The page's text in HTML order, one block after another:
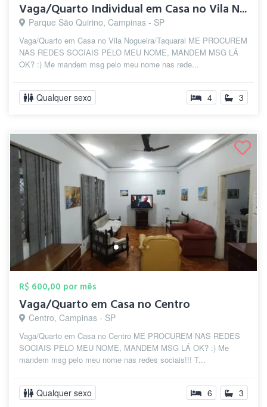
Vaga/Quarto Individual em Casa no Vila N...
Parque São Quirino, Campinas - SP
Vaga/Quarto em Casa no Vila Nogueira/Taquaral ME PROCUREM
NAS REDES SOCIAIS PELO MEU NOME, MANDEM MSG LÁ
OK? :) Me mandem msg pelo meu nome nas rede...
Qualquer sexo 4 3
R$ 600,00 por mês
Vaga/Quarto em Casa no Centro
Centro, Campinas - SP
Vaga/Quarto em Casa no Centro ME PROCUREM NAS REDES
SOCIAIS PELO MEU NOME, MANDEM MSG LÁ OK? :) Me
mandem msg pelo meu nome nas redes sociais!!! T...
Qualquer sexo 6 3